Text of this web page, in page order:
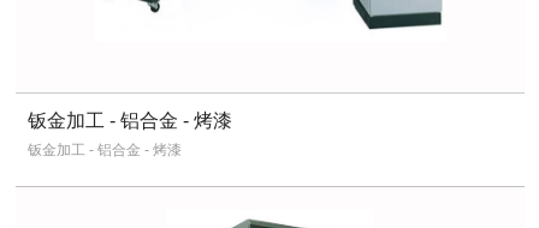
钣金加工 - 铝合金 - 烤漆
钣金加工 - 铝合金 - 烤漆